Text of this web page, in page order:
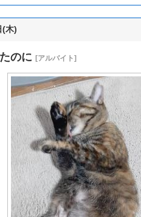
(木)
のに [アルバイト]